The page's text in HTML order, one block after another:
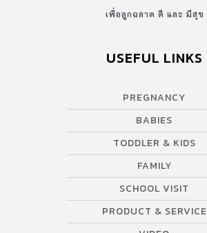
เพื่อลูกฉลาด ดี และ มีสุข
USEFUL LINKS
PREGNANCY
BABIES
TODDLER & KIDS
FAMILY
SCHOOL VISIT
PRODUCT & SERVICE